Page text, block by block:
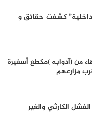
كشفت حقائق و
من (آدوابه )مكطع أسفيرة
مزارعهم
الكارثي والغير